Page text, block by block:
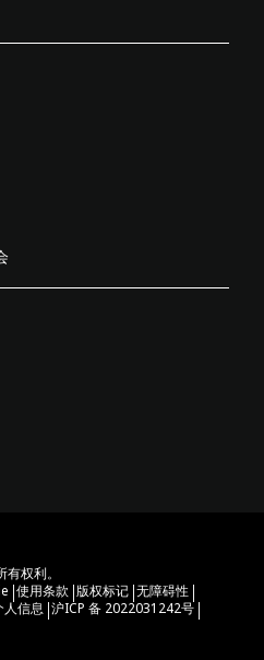
权利。
|使用条款 |版权标记 |无障碍性 |
人信息 |沪ICP 备 2022031242号 |